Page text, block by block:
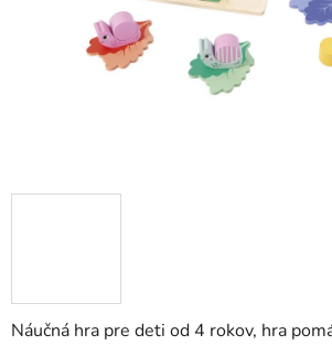
Náučná hra pre deti od 4 rokov, hra